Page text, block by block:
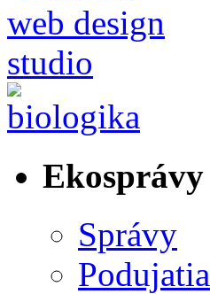
Ekosprávy
Správy
Podujatia